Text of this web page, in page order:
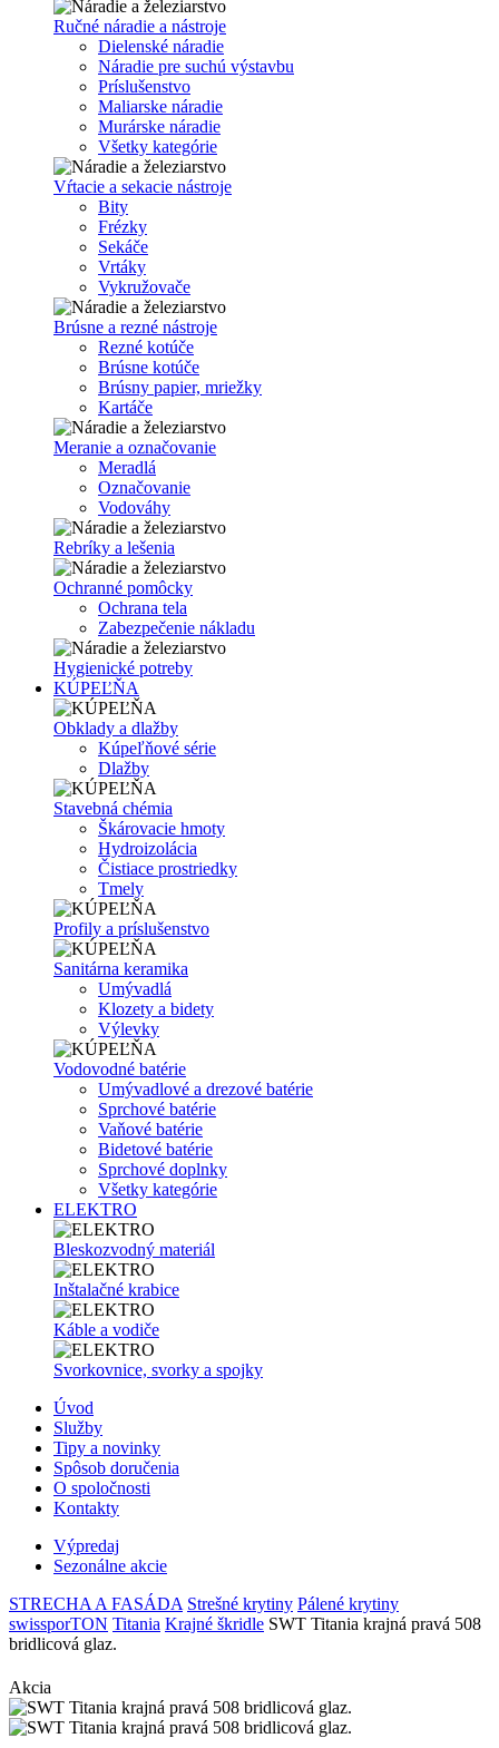
Ručné náradie a nástroje
Dielenské náradie
Náradie pre suchú výstavbu
Príslušenstvo
Maliarske náradie
Murárske náradie
Všetky kategórie
Vŕtacie a sekacie nástroje
Bity
Frézky
Sekáče
Vrtáky
Vykružovače
Brúsne a rezné nástroje
Rezné kotúče
Brúsne kotúče
Brúsny papier, mriežky
Kartáče
Meranie a označovanie
Meradlá
Označovanie
Vodováhy
Rebríky a lešenia
Ochranné pomôcky
Ochrana tela
Zabezpečenie nákladu
Hygienické potreby
KÚPEĽŇA
Obklady a dlažby
Kúpeľňové série
Dlažby
Stavebná chémia
Škárovacie hmoty
Hydroizolácia
Čistiace prostriedky
Tmely
Profily a príslušenstvo
Sanitárna keramika
Umývadlá
Klozety a bidety
Výlevky
Vodovodné batérie
Umývadlové a drezové batérie
Sprchové batérie
Vaňové batérie
Bidetové batérie
Sprchové doplnky
Všetky kategórie
ELEKTRO
Bleskozvodný materiál
Inštalačné krabice
Káble a vodiče
Svorkovnice, svorky a spojky
Úvod
Služby
Tipy a novinky
Spôsob doručenia
O spoločnosti
Kontakty
Výpredaj
Sezonálne akcie
STRECHA A FASÁDA Strešné krytiny Pálené krytiny
swissporTON Titania Krajné škridle SWT Titania krajná pravá 508
bridlicová glaz.
Akcia